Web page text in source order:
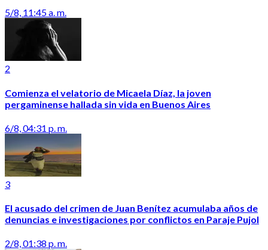
5/8, 11:45 a. m.
2
Comienza el velatorio de Micaela Díaz, la joven
pergaminense hallada sin vida en Buenos Aires
6/8, 04:31 p. m.
3
El acusado del crimen de Juan Benítez acumulaba años de
denuncias e investigaciones por conflictos en Paraje Pujol
2/8, 01:38 p. m.